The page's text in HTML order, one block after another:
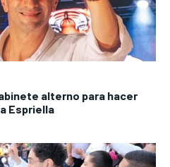
alterno para hacer
Espriella